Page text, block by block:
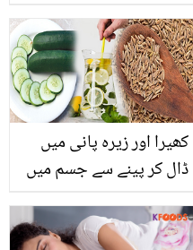
انڈسٹری کا مقبول ترین
اداکار ہے؟
کھیرا اور زیرہ پانی میں
ڈال کر پینے سے جسم میں
کے بعد آپ بھی یہ نسخہ